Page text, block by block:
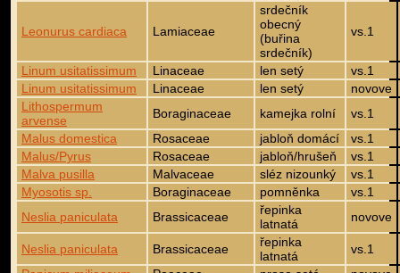
Leonurus cardiaca Lamiaceae
srdečník
obecný
(buřina
srdečník)
vs.1
Linum usitatissimum Linaceae len setý
vs.1
Linum usitatissimum
Linaceae len setý
novove
Lithospermum
arvense
Boraginaceae kamejka rolní
vs.1
Malus domestica
Rosaceae jabloň domácí
vs.1
Malus/Pyrus
Rosaceae jabloň/hrušeň
vs.1
Malva pusilla
Malvaceae sléz nizounký
vs.1
Myosotis sp.
Boraginaceae pomněnka
vs.1
Neslia paniculata
Brassicaceae
řepinka
latnatá
novove
Neslia paniculata Brassicaceae
řepinka
latnatá
vs.1